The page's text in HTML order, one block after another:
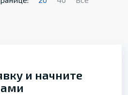
и начните